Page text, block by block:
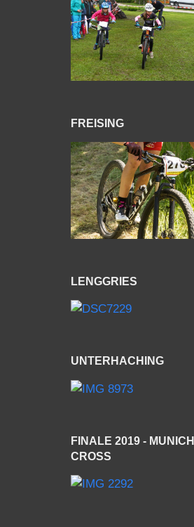
FREISING
LENGGRIES
UNTERHACHING
FINALE 2019 -
CROSS